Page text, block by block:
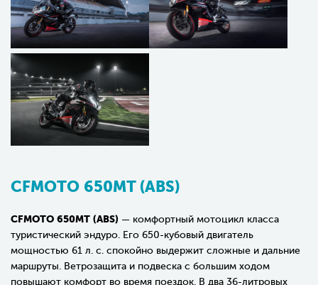
CFMOTO 650MT (ABS)
CFMOTO 650MT (ABS) — комфортный мотоцикл класса
туристический эндуро. Его 650-кубовый двигатель
мощностью 61 л. с. спокойно выдержит сложные и дальние
маршруты. Ветрозащита и подвеска с большим ходом
повышают комфорт во время поездок. В два 36-литровых